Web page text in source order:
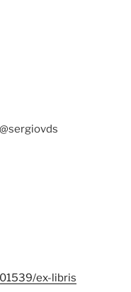
ex-libris